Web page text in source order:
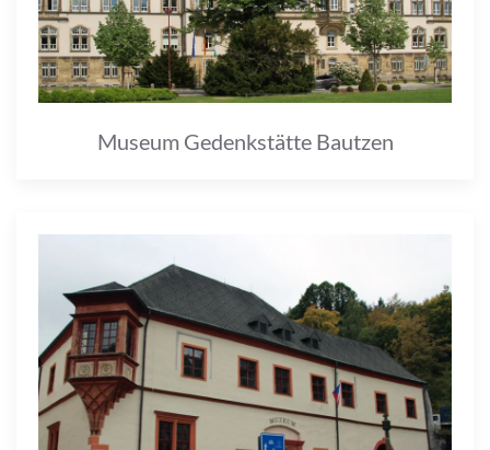
Museum Gedenkstätte Bautzen